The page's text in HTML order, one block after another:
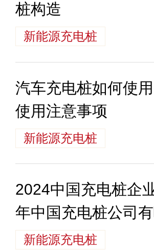
桩构造
新能源充电桩
汽车充电桩如何使
使用注意事项
新能源充电桩
2024中国充电桩企
年中国充电桩公司
新能源充电桩